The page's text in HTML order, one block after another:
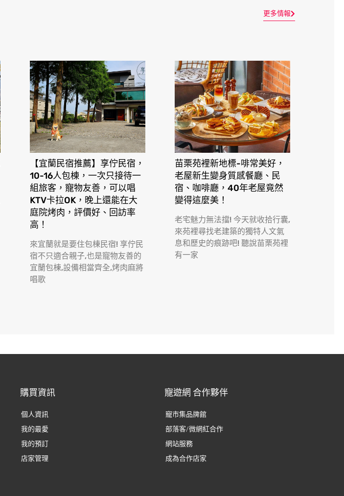
更多情報
【宜蘭民宿推薦】享佇民宿，
10-16人包棟，一次只接待一
組旅客，寵物友善，可以唱
KTV卡拉OK，晚上還能在大
庭院烤肉，評價好、回訪率
高！
來宜蘭就是要住包棟民宿! 享佇民
宿不只適合親子,也是寵物友善的
宜蘭包棟,設備相當齊全,烤肉麻將
唱歌
苗栗苑裡新地標-啡常美好，
老屋新生變身質感餐廳、民
宿、咖啡廳，40年老屋竟然
變得這麼美！
老宅魅力無法擋! 今天就收拾行囊,
來苑裡尋找老建築的獨特人文氣
息和歷史的痕跡吧! 聽說苗栗苑裡
有一家
購買資訊
個人資訊
我的最愛
我的預訂
店家管理
寵遊網 合作夥伴
寵市集品牌館
部落客/微網紅合作
網站服務
成為合作店家